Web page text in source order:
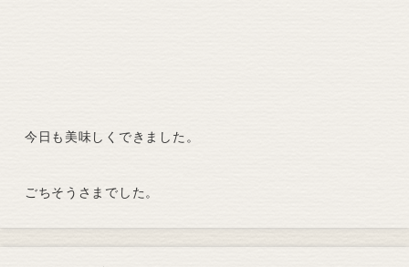
今日も美味しくできました。
ごちそうさまでした。